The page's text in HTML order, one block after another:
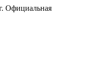
Официальная